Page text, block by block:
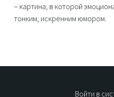
– картина, в которой
тонким, искренним юмором.
Войти в